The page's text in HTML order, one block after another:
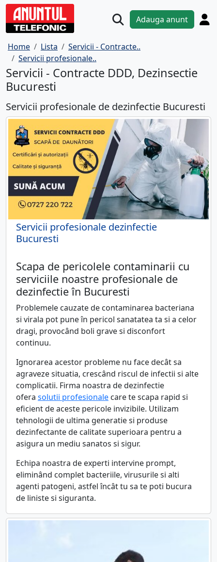
Adauga anunt
Home Lista
Servicii - Contracte..
Servicii profesionale..
Servicii - Contracte DDD, Dezinsectie
Bucuresti
Servicii profesionale de dezinfectie Bucuresti
Servicii profesionale dezinfectie
Bucuresti
Scapa de pericolele contaminarii cu
serviciile noastre profesionale de
dezinfectie în Bucuresti
Problemele cauzate de contaminarea bacteriana
si virala pot pune în pericol sanatatea ta si a celor
dragi, provocând boli grave si disconfort
continuu.
Ignorarea acestor probleme nu face decât sa
agraveze situatia, crescând riscul de infectii si alte
complicatii. Firma noastra de dezinfectie
ofera solutii profesionale care te scapa rapid si
eficient de aceste pericole invizibile. Utilizam
tehnologii de ultima generatie si produse
dezinfectante de calitate superioara pentru a
asigura un mediu sanatos si sigur.
Echipa noastra de experti intervine prompt,
eliminând complet bacteriile, virusurile si alti
agenti patogeni, astfel încât tu sa te poti bucura
de liniste si siguranta.